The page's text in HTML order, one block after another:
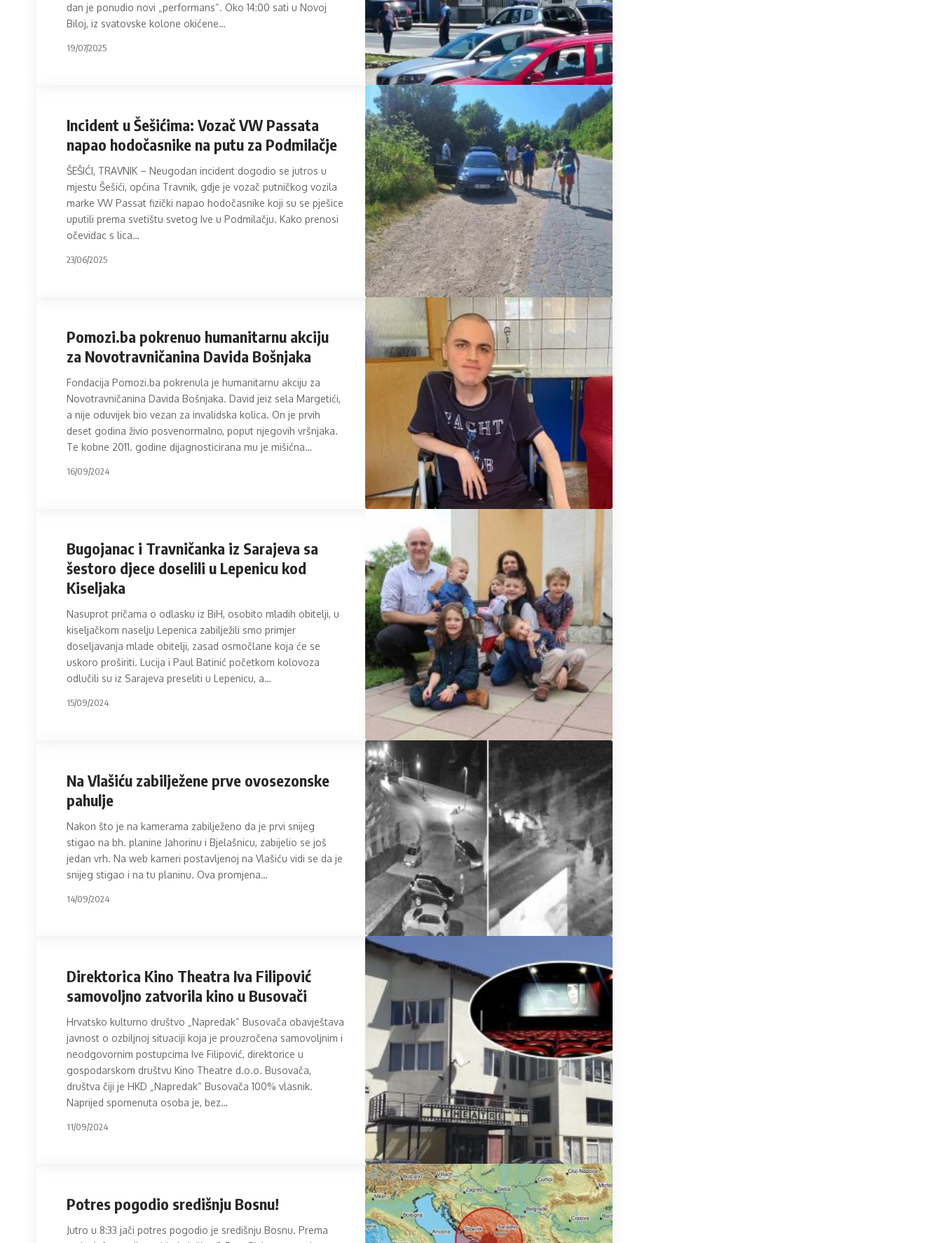
dan je ponudio novi „performans“. Oko 14:00 sati u Novoj
Biloj, iz svatovske kolone okićene…
19/07/2025
Incident u Šešićima: Vozač VW Passata
napao hodočasnike na putu za Podmilačje
ŠEŠIĆI, TRAVNIK – Neugodan incident dogodio se jutros u
mjestu Šešići, općina Travnik, gdje je vozač putničkog vozila
marke VW Passat fizički napao hodočasnike koji su se pješice
uputili prema svetištu svetog Ive u Podmilačju. Kako prenosi
očevidac s lica…
23/06/2025
Pomozi.ba pokrenuo humanitarnu akciju
za Novotravničanina Davida Bošnjaka
Fondacija Pomozi.ba pokrenula je humanitarnu akciju za
Novotravničanina Davida Bošnjaka. David jeiz sela Margetići,
a nije oduvijek bio vezan za invalidska kolica. On je prvih
deset godina živio posvenormalno, poput njegovih vršnjaka.
Te kobne 2011. godine dijagnosticirana mu je mišićna…
16/09/2024
Bugojanac i Travničanka iz Sarajeva sa
šestoro djece doselili u Lepenicu kod
Kiseljaka
Nasuprot pričama o odlasku iz BiH, osobito mladih obitelji, u
kiseljačkom naselju Lepenica zabilježili smo primjer
doseljavanja mlade obitelji, zasad osmočlane koja će se
uskoro proširiti. Lucija i Paul Batinić početkom kolovoza
odlučili su iz Sarajeva preseliti u Lepenicu, a…
15/09/2024
Na Vlašiću zabilježene prve ovosezonske
pahulje
Nakon što je na kamerama zabilježeno da je prvi snijeg
stigao na bh. planine Jahorinu i Bjelašnicu, zabijelio se još
jedan vrh. Na web kameri postavljenoj na Vlašiću vidi se da je
snijeg stigao i na tu planinu. Ova promjena…
14/09/2024
Direktorica Kino Theatra Iva Filipović
samovoljno zatvorila kino u Busovači
Hrvatsko kulturno društvo „Napredak“ Busovača obavještava
javnost o ozbiljnoj situaciji koja je prouzročena samovoljnim i
neodgovornim postupcima Ive Filipović, direktorice u
gospodarskom društvu Kino Theatre d.o.o. Busovača,
društva čiji je HKD „Napredak“ Busovača 100% vlasnik.
Naprijed spomenuta osoba je, bez…
11/09/2024
Potres pogodio središnju Bosnu!
Jutro u 8:33 jači potres pogodio je središnju Bosnu. Prema